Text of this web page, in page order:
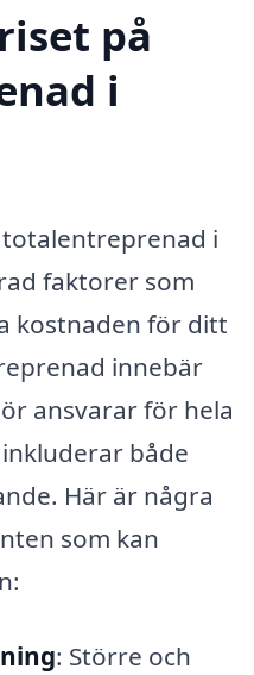
på
i
i
faktorer som
kostnaden för ditt
innebär
ansvarar för hela
både
Här är några
som kan
: Större och